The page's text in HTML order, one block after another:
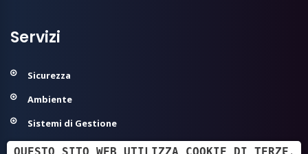
Servizi
Sicurezza
Ambiente
Sistemi di Gestione
Modelli Organizzativi 231